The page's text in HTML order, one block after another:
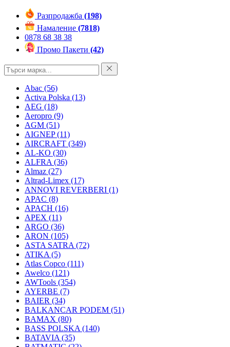
Разпродажба (198)
Намаление (7818)
0878 68 38 38
Промо Пакети (42)
Abac (56)
Activa Polska (13)
AEG (18)
Aeropro (9)
AGM (51)
AIGNEP(11)
AIRCRAFT (349)
AL-KO (30)
ALFRA (36)
Almaz (27)
Altrad-Limex (17)
ANNOVI REVERBERI (1)
APAC (8)
APACH (16)
APEX (11)
ARGO (36)
ARON (105)
ASTA SATRA (72)
ATIKA (5)
Atlas Copco (111)
Awelco (121)
AWTools (354)
AYERBE (7)
BAIER (34)
BALKANCAR PODEM (51)
BAMAX (80)
BASS POLSKA (140)
BATAVIA (35)